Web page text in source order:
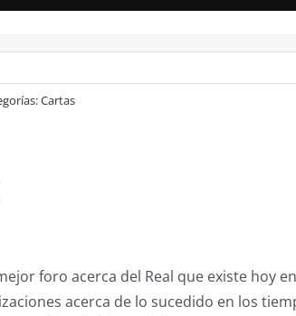
Cartas
foro acerca del Real que existe hoy
acerca de lo sucedido en los